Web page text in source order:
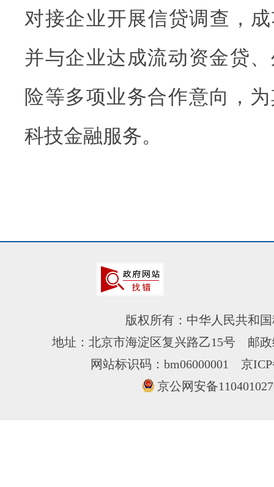
对接企业开展信贷调查，
并与企业达成流动资金贷
险等多项业务合作意向，
科技金融服务。
版权所有：中华人民共和
地址：北京市海淀区复兴路乙15号 邮
网站标识码：bm06000001 京
京公网安备